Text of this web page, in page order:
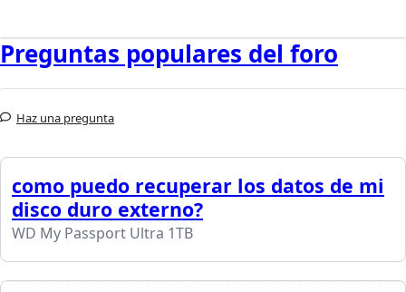
Preguntas populares del foro
Haz una pregunta
como puedo recuperar los datos de mi
disco duro externo?
WD My Passport Ultra 1TB